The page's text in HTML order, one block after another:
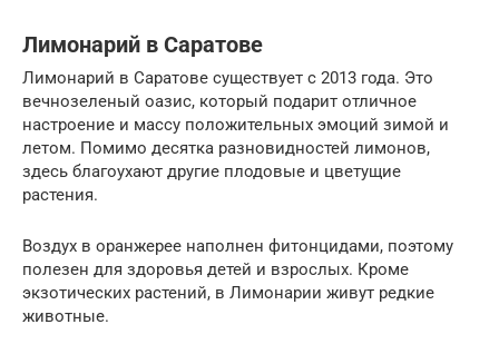
Лимонарий в Саратове
Лимонарий в Саратове существует с 2013 года. Это
вечнозеленый оазис, который подарит отличное
настроение и массу положительных эмоций зимой и
летом. Помимо десятка разновидностей лимонов,
здесь благоухают другие плодовые и цветущие
растения.
Воздух в оранжерее наполнен фитонцидами, поэтому
полезен для здоровья детей и взрослых. Кроме
экзотических растений, в Лимонарии живут редкие
животные.